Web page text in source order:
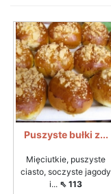
Puszyste bułki z...
Mięciutkie, puszyste
ciasto, soczyste jagody
i... ⇖ 113